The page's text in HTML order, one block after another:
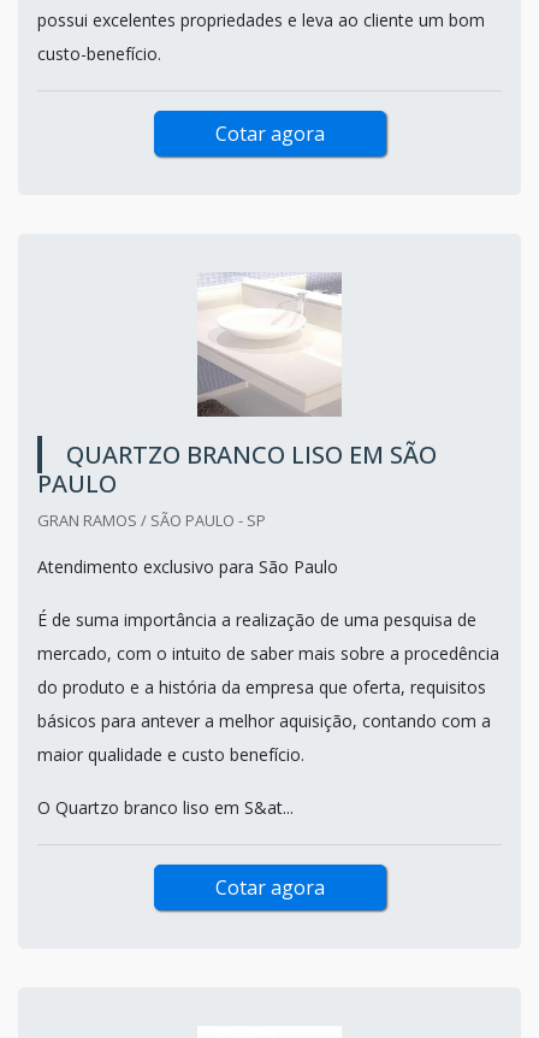
possui excelentes propriedades e leva ao cliente um bom
custo-benefício.
Cotar agora
QUARTZO BRANCO LISO EM SÃO
PAULO
GRAN RAMOS / SÃO PAULO - SP
Atendimento exclusivo para São Paulo
É de suma importância a realização de uma pesquisa de
mercado, com o intuito de saber mais sobre a procedência
do produto e a história da empresa que oferta, requisitos
básicos para antever a melhor aquisição, contando com a
maior qualidade e custo benefício.
O Quartzo branco liso em S&at...
Cotar agora